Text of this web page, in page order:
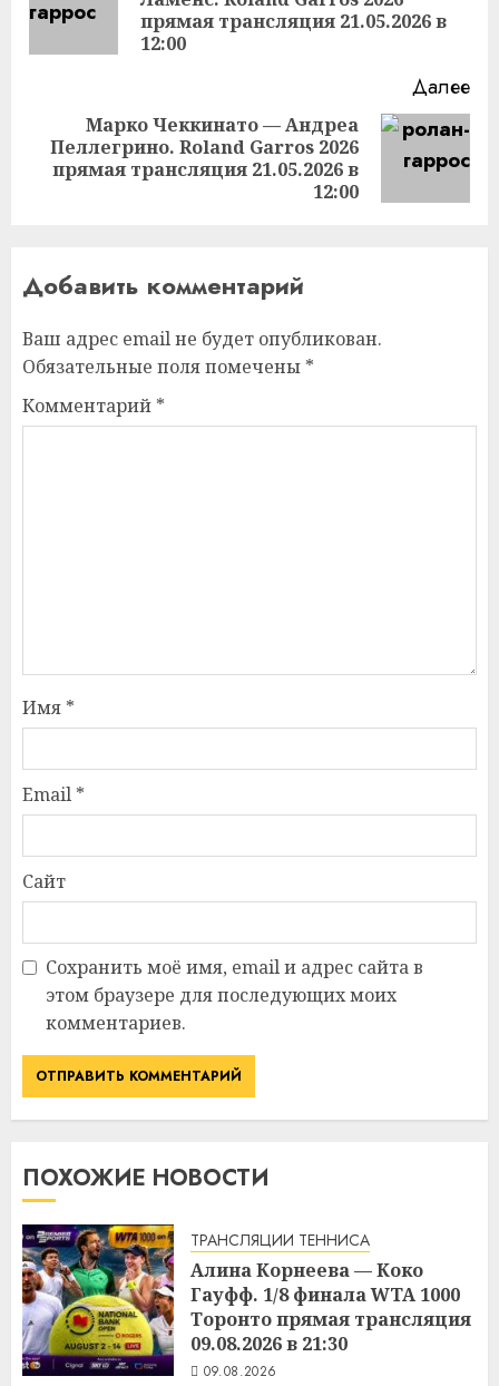
прямая трансляция 21.05.2026 в
12:00
Далее
Следующая
запись:
Марко Чеккинато — Андреа
Пеллегрино. Roland Garros 2026
прямая трансляция 21.05.2026 в
12:00
Добавить комментарий
Ваш адрес email не будет опубликован.
Обязательные поля помечены *
Комментарий *
Имя *
Email *
Сайт
Сохранить моё имя, email и адрес сайта в
этом браузере для последующих моих
комментариев.
ПОХОЖИЕ НОВОСТИ
ТРАНСЛЯЦИИ ТЕННИСА
Алина Корнеева — Коко
Гауфф. 1/8 финала WTA 1000
Торонто прямая трансляция
09.08.2026 в 21:30
09.08.2026